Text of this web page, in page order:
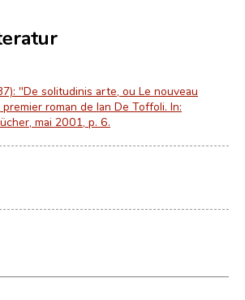
"De solitudinis arte, ou Le nouveau
roman de Ian De Toffoli. In:
mai 2001, p. 6.